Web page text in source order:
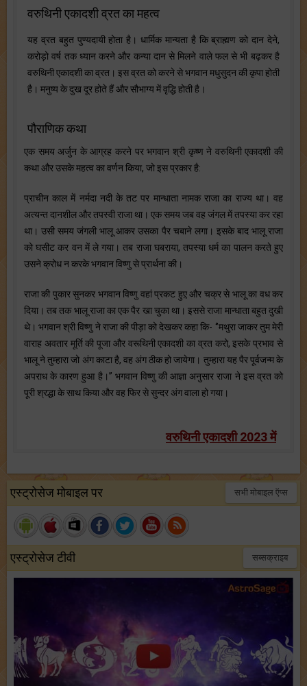
वरुथिनी एकादशी व्रत का महत्व
यह व्रत बहुत पुण्यदायी होता है। धार्मिक मान्यता है कि ब्राह्मण को दान देने,
करोड़ो वर्ष तक ध्यान करने और कन्या दान से मिलने वाले फल से भी बढ़कर है
वरुथिनी एकादशी का व्रत। इस व्रत को करने से भगवान मधुसुदन की कृपा होती
है। मनुष्य के दुख दूर होते हैं और सौभाग्य में वृद्धि होती है।
पौराणिक कथा
एक समय अर्जुन के आग्रह करने पर भगवान श्री कृष्ण ने वरुथिनी एकादशी की
कथा और उसके महत्व का वर्णन किया, जो इस प्रकार है:
प्राचीन काल में नर्मदा नदी के तट पर मान्धाता नामक राजा का राज्य था। वह
अत्यन्त दानशील और तपस्वी राजा था। एक समय जब वह जंगल में तपस्या कर रहा
था। उसी समय जंगली भालू आकर उसका पैर चबाने लगा। इसके बाद भालू राजा
को घसीट कर वन में ले गया। तब राजा घबराया, तपस्या धर्म का पालन करते हुए
उसने क्रोध न करके भगवान विष्णु से प्रार्थना की।
राजा की पुकार सुनकर भगवान विष्णु वहां प्रकट हुए़ और चक्र से भालू का वध कर
दिया। तब तक भालू राजा का एक पैर खा चुका था। इससे राजा मान्धाता बहुत दुखी
थे। भगवान श्री विष्णु ने राजा की पीड़ा को देखकर कहा कि- ‘’मथुरा जाकर तुम मेरी
वाराह अवतार मूर्ति की पूजा और वरूथिनी एकादशी का व्रत करो, इसके प्रभाव से
भालू ने तुम्हारा जो अंग काटा है, वह अंग ठीक हो जायेगा। तुम्हारा यह पैर पूर्वजन्म के
अपराध के कारण हुआ है।’’ भगवान विष्णु की आज्ञा अनुसार राजा ने इस व्रत को
पूरी श्रद्धा के साथ किया और वह फिर से सुन्दर अंग वाला हो गया।
वरुथिनी एकादशी 2023 में
एस्ट्रोसेज मोबाइल पर सभी मोबाइल ऍप्स
एस्ट्रोसेज टीवी सब्सक्राइब